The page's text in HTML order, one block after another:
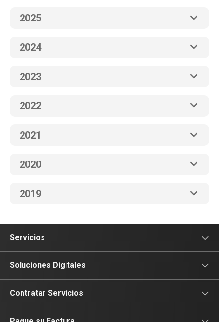
2025
2024
2023
2022
2021
2020
2019
Servicios
Conectividad
Colaboración
Soluciones de Valor Agregado
Soluciones Digitales
Sectores
Soluciones Digitales
Contratar Servicios
Déjanos tus datos